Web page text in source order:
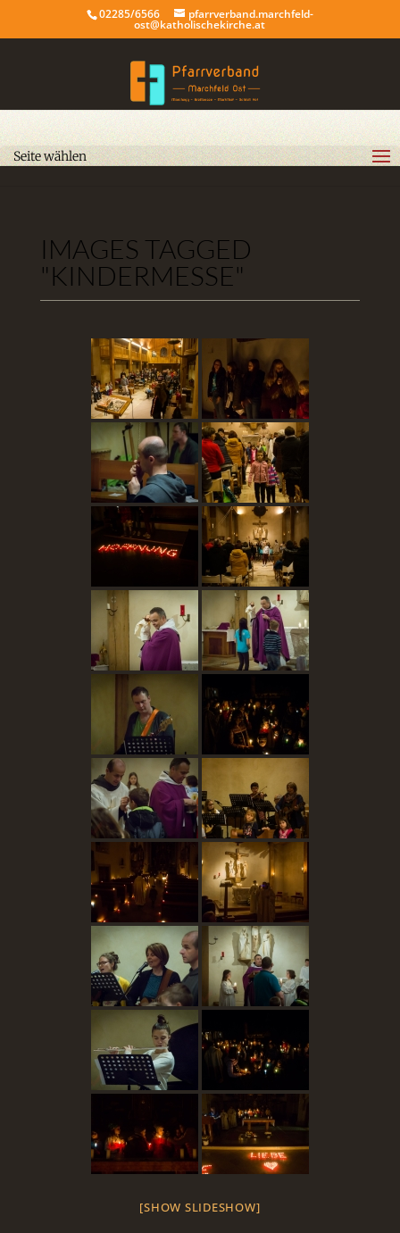
02285/6566 pfarrverband.marchfeld-
ost@katholischekirche.at
Seite wählen
IMAGES TAGGED
"KINDERMESSE"
[SHOW SLIDESHOW]